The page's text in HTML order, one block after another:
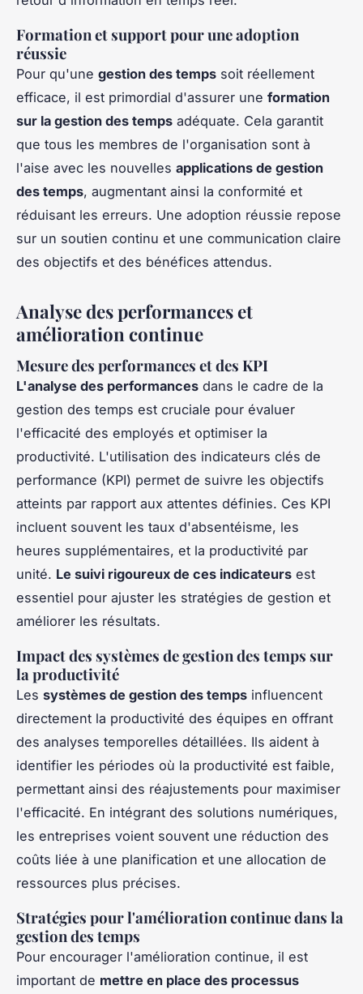
Formation et support pour une adoption
réussie
Pour qu'une gestion des temps soit réellement
efficace, il est primordial d'assurer une formation
sur la gestion des temps adéquate. Cela garantit
que tous les membres de l'organisation sont à
l'aise avec les nouvelles applications de gestion
des temps, augmentant ainsi la conformité et
réduisant les erreurs. Une adoption réussie repose
sur un soutien continu et une communication claire
des objectifs et des bénéfices attendus.
Analyse des performances et
amélioration continue
Mesure des performances et des KPI
L'analyse des performances dans le cadre de la
gestion des temps est cruciale pour évaluer
l'efficacité des employés et optimiser la
productivité. L'utilisation des indicateurs clés de
performance (KPI) permet de suivre les objectifs
atteints par rapport aux attentes définies. Ces KPI
incluent souvent les taux d'absentéisme, les
heures supplémentaires, et la productivité par
unité. Le suivi rigoureux de ces indicateurs est
essentiel pour ajuster les stratégies de gestion et
améliorer les résultats.
Impact des systèmes de gestion des temps sur
la productivité
Les systèmes de gestion des temps influencent
directement la productivité des équipes en offrant
des analyses temporelles détaillées. Ils aident à
identifier les périodes où la productivité est faible,
permettant ainsi des réajustements pour maximiser
l'efficacité. En intégrant des solutions numériques,
les entreprises voient souvent une réduction des
coûts liée à une planification et une allocation de
ressources plus précises.
Stratégies pour l'amélioration continue dans la
gestion des temps
Pour encourager l'amélioration continue, il est
important de mettre en place des processus